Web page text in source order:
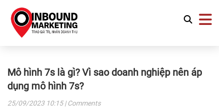
Mô hình 7s là gì? Vì sao doanh nghiệp nên áp
dụng mô hình 7s?
25/09/202310:15| Comments